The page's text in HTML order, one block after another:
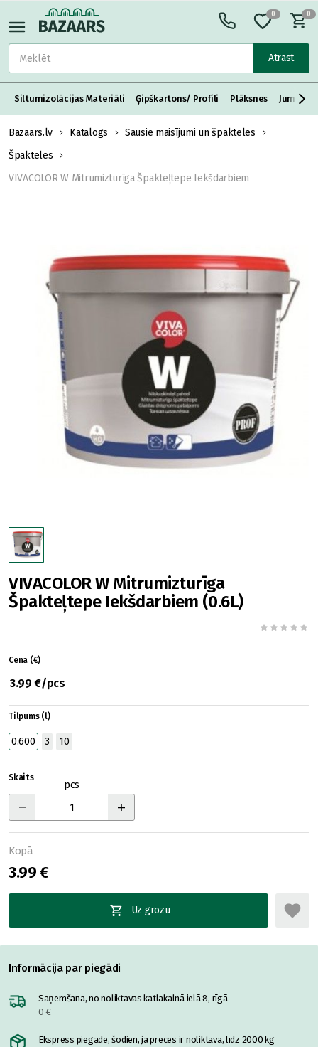
Atrast
0 0
Siltumizolācijas Materiāli Ģipškartons/ Profili Plāksnes Jumta
Bazaars.lv Katalogs
Sausie maisījumi un špakteles
Špakteles
VIVACOLOR W Mitrumizturīga Špakteļtepe Iekšdarbiem
VIVACOLOR W Mitrumizturīga
Špakteļtepe Iekšdarbiem (0.6L)
Cena (€)
3.99 €/pcs
Tilpums (l)
0.600 3 10
Skaits
pcs
Kopā
3.99 €
Uz grozu
Informācija par piegādi
Saņemšana, no noliktavas katlakalnā ielā 8, rīgā
0 €
Ekspress piegāde, šodien, ja preces ir noliktavā, līdz 2000 kg